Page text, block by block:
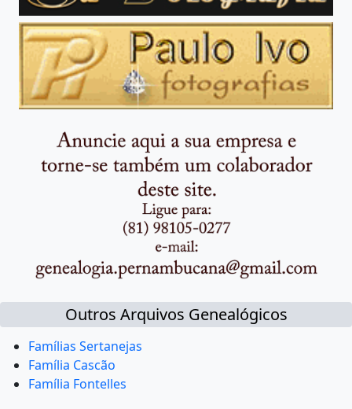
Outros Arquivos Genealógicos
Famílias Sertanejas
Família Cascão
Família Fontelles